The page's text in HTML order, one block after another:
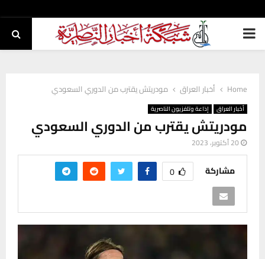
PRIMARY
Home أخبار العراق مودريتش يقترب من الدوري السعودي
أخبار العراق إذاعة وتلفزيون الناصرية
مودريتش يقترب من الدوري السعودي
20 أكتوبر، 2023
مشاركة 0